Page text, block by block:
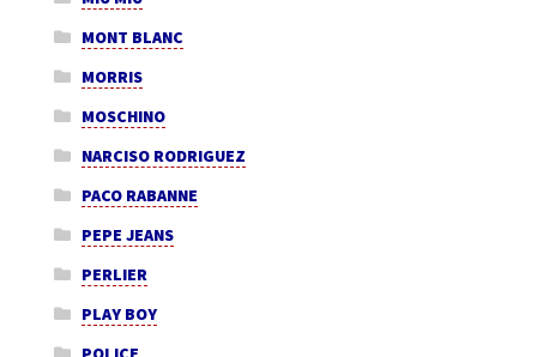
MONT BLANC
MORRIS
MOSCHINO
NARCISO RODRIGUEZ
PACO RABANNE
PEPE JEANS
PERLIER
PLAY BOY